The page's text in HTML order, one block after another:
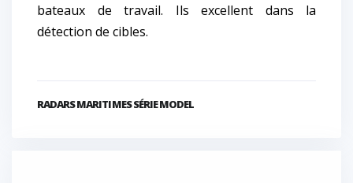
bateaux de travail. Ils excellent dans la
détection de cibles.
RADARS MARITIMES SÉRIE MODEL